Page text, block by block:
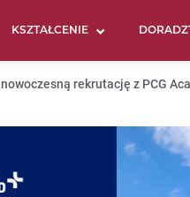
KSZTAŁCENIE
rekrutację z PCG